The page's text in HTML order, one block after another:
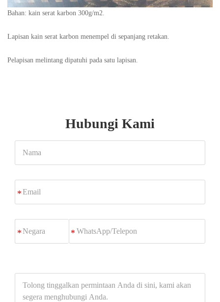
Bahan: kain serat karbon 300g/m2.
Lapisan kain serat karbon menempel di sepanjang retakan.
Pelapisan melintang dipatuhi pada satu lapisan.
Hubungi Kami
*
*
tinggalkan